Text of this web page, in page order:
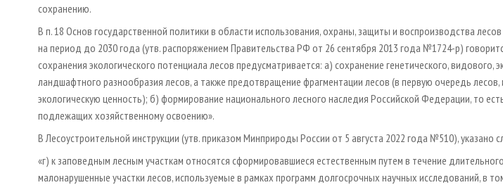
сохранению.
В п. 18 Основ государственной политики в области использования, охраны, защиты и воспроизводства
на период до 2030 года (утв. распоряжением Правительства РФ от 26 сентября 2013 года №1724-р)
сохранения экологического потенциала лесов предусматривается: а) сохранение генетического, видового,
ландшафтного разнообразия лесов, а также предотвращение фрагментации лесов (в первую очередь
экологическую ценность); б) формирование национального лесного наследия Российской Федерации, то
подлежащих хозяйственному освоению».
В Лесоустроительной инструкции (утв. приказом Минприроды России от 5 августа 2022 года №510), указано
«г) к заповедным лесным участкам относятся сформировавшиеся естественным путем в течение
малонарушенные участки лесов, используемые в рамках программ долгосрочных научных исследований, в